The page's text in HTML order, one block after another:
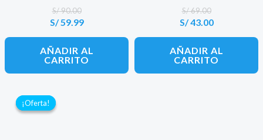
S/90.00
El
original
era:
S/ 90.00.
S/59.99
El
actual
es:
S/ 59.99.
AÑADIR AL
CARRITO
S/69.00
El
original
era:
S/ 69.00.
S/43.00
El
actual
es:
S/ 43.00.
AÑADIR AL
CARRITO
¡Oferta!
¡Oferta!